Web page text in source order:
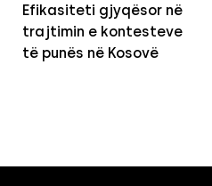
Efikasiteti gjyqësor në
trajtimin e kontesteve
të punës në Kosovë